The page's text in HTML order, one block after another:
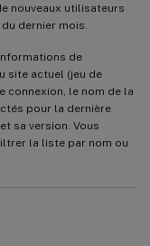
nouveaux utilisateurs
dernier mois.
de
site actuel (jeu de
connexion, le nom de la
pour la dernière
sa version. Vous
la liste par nom ou